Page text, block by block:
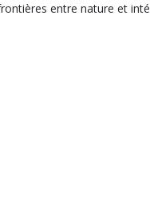
entre nature et